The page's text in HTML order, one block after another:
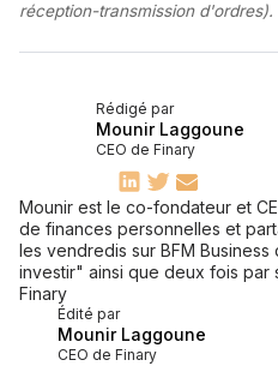
réception-transmission d'ordres).
Édité par
Mounir Laggoune
CEO de Finary
Rédigé par
Mounir Laggoune
CEO de Finary
Mounir est le co-fondateur et
de finances personnelles et
les vendredis sur BFM
investir" ainsi que deux fois par
Finary